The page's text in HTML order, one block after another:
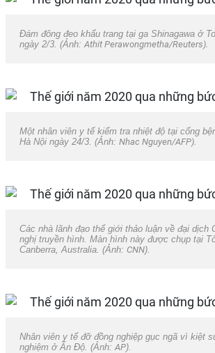
Đám đông đeo khẩu trang tại ga Shinagawa ở
ngày 2/3. (Ảnh:Athit Perawongmetha/Reuters).
Một nhân viên y tế kiểm tra nhiệt độ tại cổng
Hà Nội ngày 24/3. (Ảnh: Nhac Nguyen/AFP).
Các nhà lãnh đạo thế giới thảo luận về đại dịch
nghị truyền hình. Màn hình này được chụp tại
Canberra, Australia. (Ảnh: CNN).
Nhân viên y tế đỡ đồng nghiệp gục ngã vì kiệt
nghiệm ở Ấn Độ. (Ảnh:AP).